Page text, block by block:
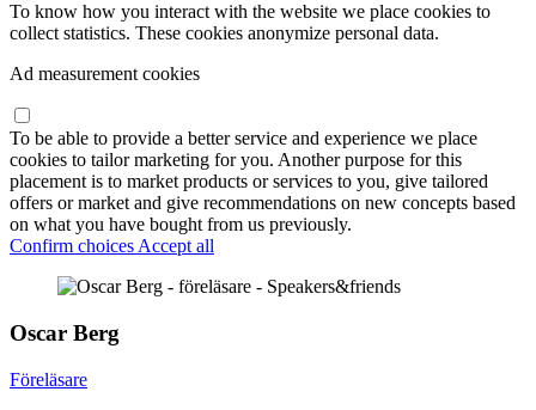
To know how you interact with the website we place cookies to
collect statistics. These cookies anonymize personal data.
Ad measurement cookies
To be able to provide a better service and experience we place
cookies to tailor marketing for you. Another purpose for this
placement is to market products or services to you, give tailored
offers or market and give recommendations on new concepts based
on what you have bought from us previously.
Confirm choices Accept all
Oscar Berg
Föreläsare